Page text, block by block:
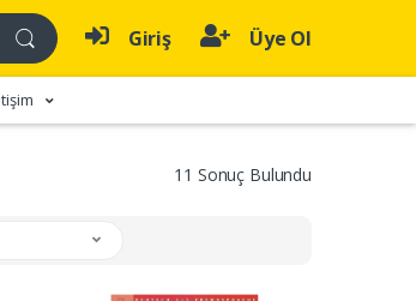
Giriş Üye Ol
11 Sonuç Bulundu